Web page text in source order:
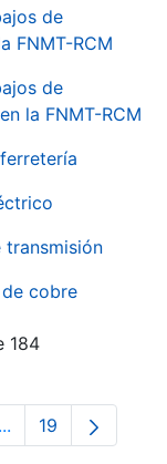
de
FNMT-RCM
de
la FNMT-RCM
transmisión
cobre
184
TAB para
...PáginasPágina
19